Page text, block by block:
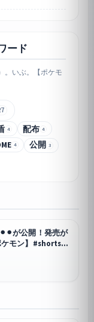
ード
。いぶ。【ポケモ
4 配布 4
4 公開 3
が公開！発売が
ケモン】#shorts#